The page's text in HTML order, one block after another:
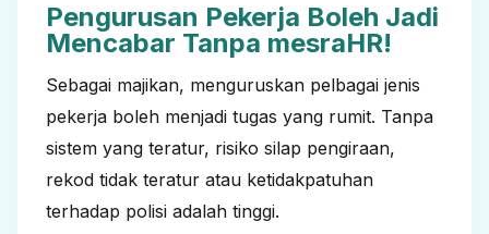
Pengurusan Pekerja Boleh Jadi
Mencabar Tanpa mesraHR!
Sebagai majikan, menguruskan pelbagai jenis
pekerja boleh menjadi tugas yang rumit. Tanpa
sistem yang teratur, risiko silap pengiraan,
rekod tidak teratur atau ketidakpatuhan
terhadap polisi adalah tinggi.